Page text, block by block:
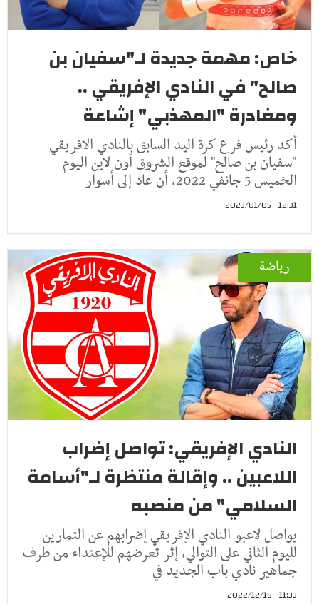
خاص: مهمة جديدة لـ"سفيان بن
صالح" في النادي الإفريقي ..
ومغادرة "المهذبي" إشاعة
أكد رئيس فرع كرة اليد السابق بالنادي الافريقي
"سفيان بن صالح" لموقع الشروق أون لاين اليوم
الخميس 5 جانفي 2022، أن عاد إلى أسوار
12:31 - 2023/01/05
رياضة
النادي الإفريقي: تواصل إضراب
اللاعبين .. وإقالة منتظرة لـ"أسامة
السلامي" من منصبه
يواصل لاعبو النادي الإفريقي إضرابهم عن التمارين
لليوم الثاني على التوالي، إثر تعرضهم للإعتداء من طرف
جماهير نادي باب الجديد في
11:33 - 2022/12/18